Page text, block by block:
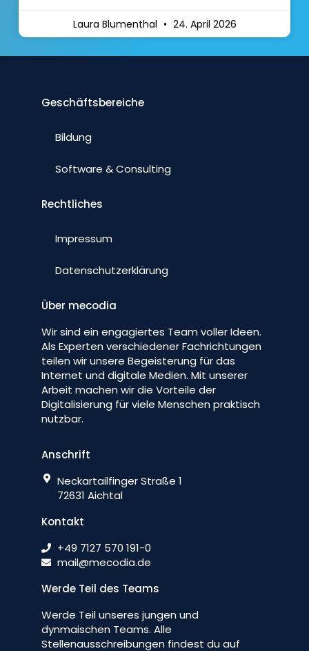
Laura Blumenthal 24. April 2026
Geschäftsbereiche
Bildung
Software & Consulting
Rechtliches
Impressum
Datenschutzerklärung
Über mecodia
Wir sind ein engagiertes Team voller Ideen.
Als Experten verschiedener Fachrichtungen
teilen wir unsere Begeisterung für das
Internet und digitale Medien. Mit unserer
Arbeit machen wir die Vorteile der
Digitalisierung für viele Menschen praktisch
nutzbar.
Anschrift
Neckartailfinger Straße 1
72631 Aichtal
Kontakt
+49 7127 570 191-0
mail@mecodia.de
Werde Teil des Teams
Werde Teil unseres jungen und
dynmaischen Teams. Alle
Stellenausschreibungen findest du auf